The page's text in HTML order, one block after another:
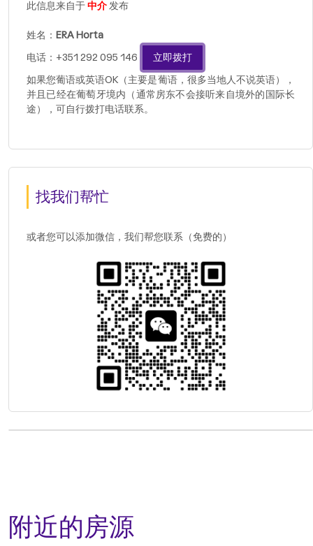
此信息来自于中介发布
姓名： ERA Horta
电话：+351 292 095 146
立即拨打
如果您葡语或英语OK（主要是葡语，很多当地人不说英语），
并且已经在葡萄牙境内（通常房东不会接听来自境外的国际长
途），可自行拨打电话联系。
找我们帮忙
或者您可以添加微信，我们帮您联系（免费的）
附近的房源